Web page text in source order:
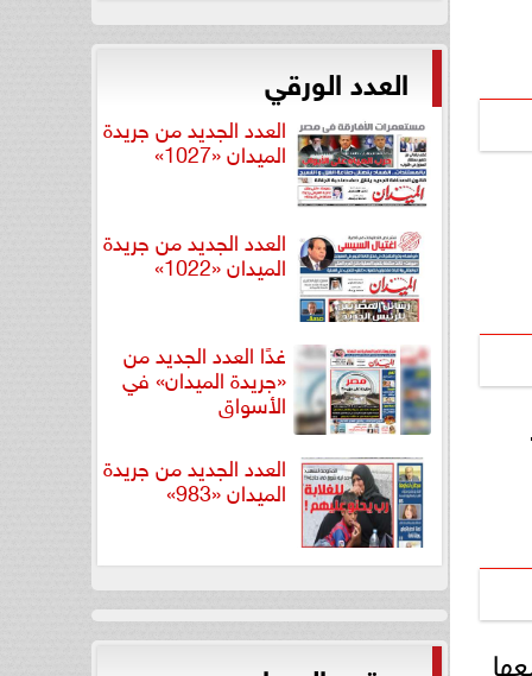
العدد الورقي
العدد الجديد من جريدة
الميدان «1027»
العدد الجديد من جريدة
الميدان «1022»
غدًا العدد الجديد من
«جريدة الميدان» في
الأسواق
العدد الجديد من جريدة
الميدان «983»